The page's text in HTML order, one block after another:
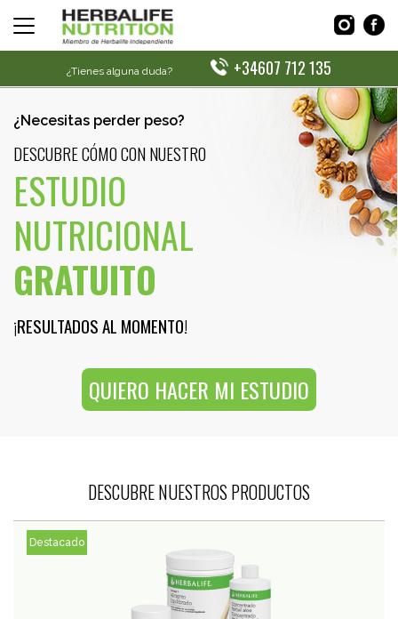
¿Tienes alguna duda? +34607 712 135
¿Necesitas perder peso?
DESCUBRE CÓMO CON NUESTRO
ESTUDIO
NUTRICIONAL
GRATUITO
¡RESULTADOS AL MOMENTO!
QUIERO HACER MI ESTUDIO
DESCUBRE NUESTROS PRODUCTOS
Destacado